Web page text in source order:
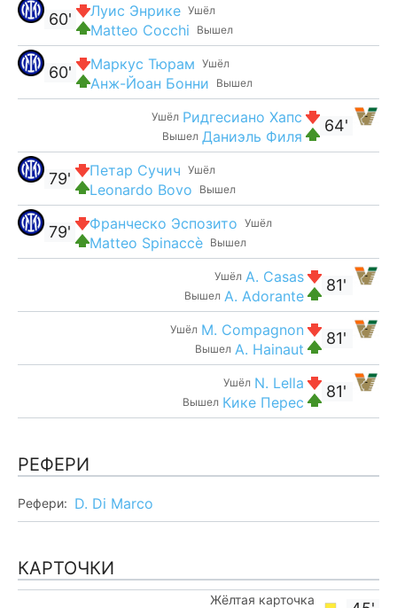
Ушёл
Луис Энрике
Вышел
Matteo Cocchi
60'
Ушёл
Маркус Тюрам
Вышел
Анж-Йоан Бонни
60'
64'
Ушёл Ридгесиано Хапс
Вышел Даниэль Филя
Ушёл
Петар Сучич
Вышел
Leonardo Bovo
79'
Ушёл
Франческо Эспозито
Вышел
Matteo Spinaccè
79'
81'
Ушёл A. Casas
Вышел A. Adorante
81'
Ушёл M. Compagnon
Вышел A. Hainaut
81'
Ушёл N. Lella
Вышел Кике Перес
РЕФЕРИ
Рефери: D. Di Marco
КАРТОЧКИ
Жёлтая карточка